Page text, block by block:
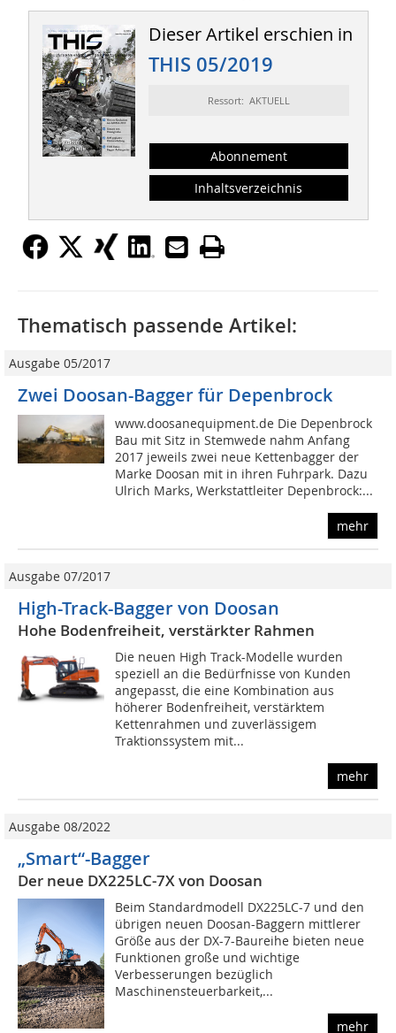
Dieser Artikel erschien in
THIS 05/2019
Ressort: AKTUELL
Abonnement
Inhaltsverzeichnis
Thematisch passende Artikel:
Ausgabe 05/2017
Zwei Doosan-Bagger für Depenbrock
www.doosanequipment.de Die Depenbrock
Bau mit Sitz in Stemwede nahm Anfang
2017 jeweils zwei neue Kettenbagger der
Marke Doosan mit in ihren Fuhrpark. Dazu
Ulrich Marks, Werkstattleiter Depenbrock:...
mehr
Ausgabe 07/2017
High-Track-Bagger von Doosan
Hohe Bodenfreiheit, verstärkter Rahmen
Die neuen High Track-Modelle wurden
speziell an die Bedürfnisse von Kunden
angepasst, die eine Kombination aus
höherer Bodenfreiheit, verstärktem
Kettenrahmen und zuverlässigem
Traktionssystem mit...
mehr
Ausgabe 08/2022
„Smart“-Bagger
Der neue DX225LC-7X von Doosan
Beim Standardmodell DX225LC-7 und den
übrigen neuen Doosan-Baggern mittlerer
Größe aus der DX-7-Baureihe bieten neue
Funktionen große und wichtige
Verbesserungen bezüglich
Maschinensteuerbarkeit,...
mehr